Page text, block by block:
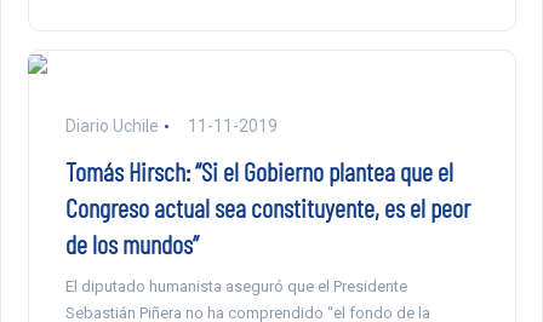
Diario Uchile 11-11-2019
Tomás Hirsch: “Si el Gobierno plantea que el
Congreso actual sea constituyente, es el peor
de los mundos”
El diputado humanista aseguró que el Presidente
Sebastián Piñera no ha comprendido “el fondo de la